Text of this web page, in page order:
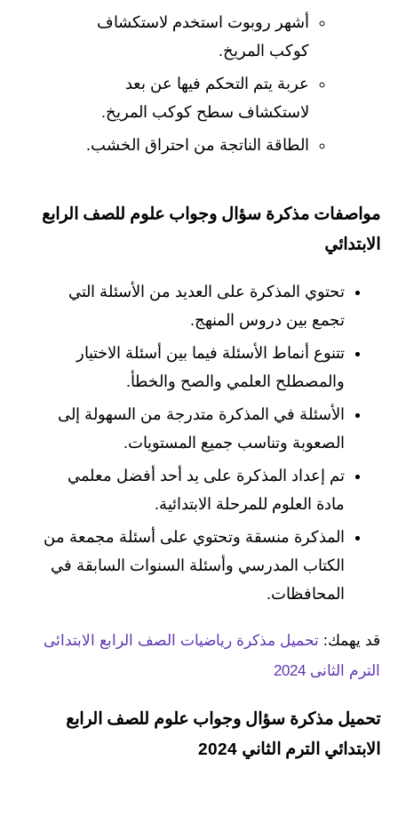
أشهر روبوت استخدم لاستكشاف
كوكب المريخ.
عربة يتم التحكم فيها عن بعد
لاستكشاف سطح كوكب المريخ.
الطاقة الناتجة من احتراق الخشب.
مواصفات مذكرة سؤال وجواب علوم للصف الرابع
الابتدائي
تحتوي المذكرة على العديد من الأسئلة التي
تجمع بين دروس المنهج.
تتنوع أنماط الأسئلة فيما بين أسئلة الاختيار
والمصطلح العلمي والصح والخطأ.
الأسئلة في المذكرة متدرجة من السهولة إلى
الصعوبة وتناسب جميع المستويات.
تم إعداد المذكرة على يد أحد أفضل معلمي
مادة العلوم للمرحلة الابتدائية.
المذكرة منسقة وتحتوي على أسئلة مجمعة من
الكتاب المدرسي وأسئلة السنوات السابقة في
المحافظات.
قد يهمك: تحميل مذكرة رياضيات الصف الرابع الابتدائى
الترم الثانى 2024
تحميل مذكرة سؤال وجواب علوم للصف الرابع
الابتدائي الترم الثاني 2024